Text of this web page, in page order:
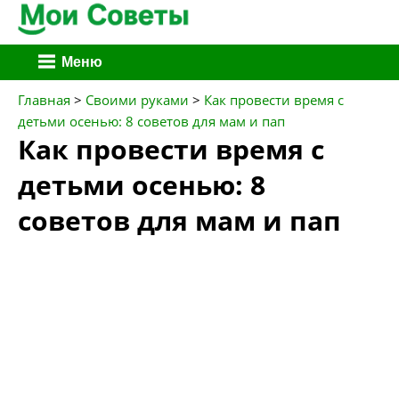
Перейти
к
содержимому
Меню
Главная > Своими руками > Как провести время с
детьми осенью: 8 советов для мам и пап
Как провести время с
детьми осенью: 8
советов для мам и пап